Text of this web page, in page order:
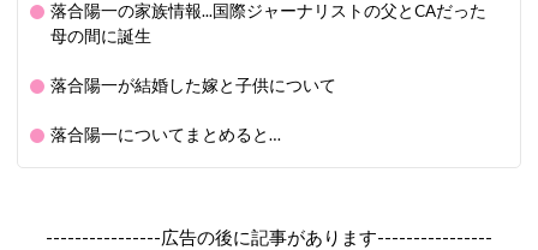
落合陽一の家族情報...国際ジャーナリストの父とCAだった
母の間に誕生
落合陽一が結婚した嫁と子供について
落合陽一についてまとめると…
----------------広告の後に記事があります----------------